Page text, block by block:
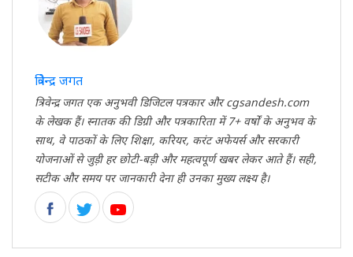
त्रिवेन्द्र जगत
त्रिवेन्द्र जगत एक अनुभवी डिजिटल पत्रकार और cgsandesh.com
के लेखक हैं। स्नातक की डिग्री और पत्रकारिता में 7+ वर्षों के अनुभव के
साथ, वे पाठकों के लिए शिक्षा, करियर, करंट अफेयर्स और सरकारी
योजनाओं से जुड़ी हर छोटी-बड़ी और महत्वपूर्ण खबर लेकर आते हैं। सही,
सटीक और समय पर जानकारी देना ही उनका मुख्य लक्ष्य है।